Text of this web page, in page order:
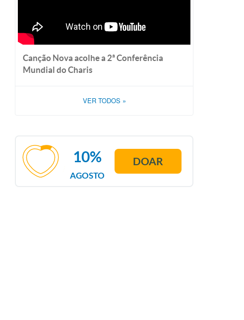
Canção Nova acolhe a 2ª Conferência
Mundial do Charis
VER TODOS »
AGOSTO
10% DOAR